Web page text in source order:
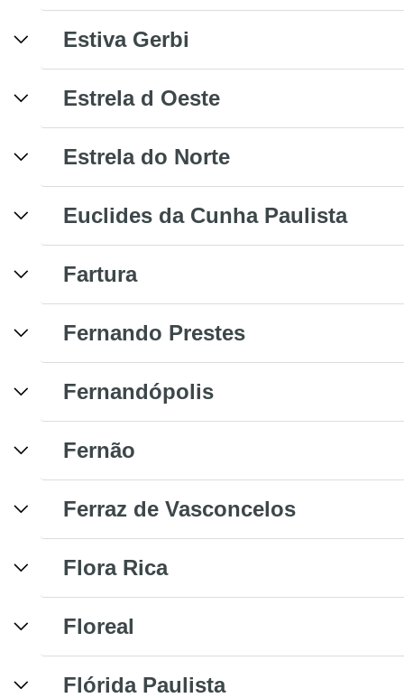
Estiva Gerbi
Estrela d Oeste
Estrela do Norte
Euclides da Cunha Paulista
Fartura
Fernando Prestes
Fernandópolis
Fernão
Ferraz de Vasconcelos
Flora Rica
Floreal
Flórida Paulista